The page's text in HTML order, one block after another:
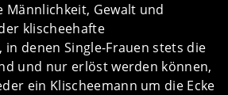
Männlichkeit, Gewalt und
klischeehafte
in denen Single-Frauen stets die
und nur erlöst werden können,
ein Klischeemann um die Ecke